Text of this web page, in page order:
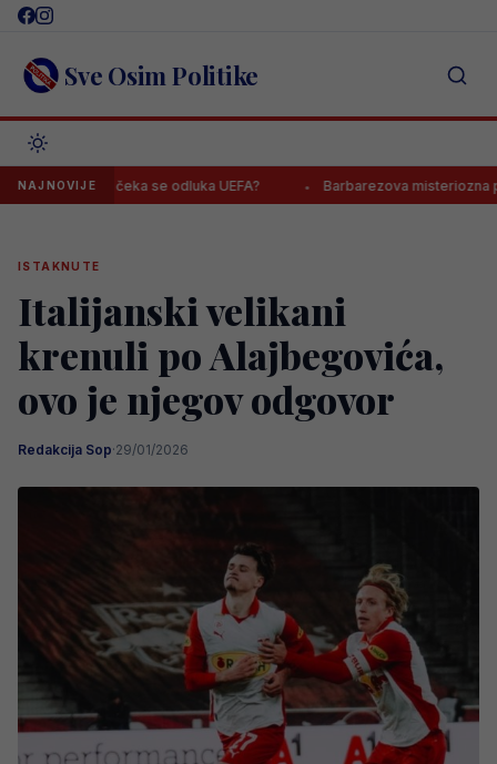
Skip
content Sve Osim Politike
NAJNOVIJE
čeka se odluka UEFA? Barbarezova misteriozna poruka
ISTAKNUTE
Italijanski velikani
krenuli po Alajbegovića,
ovo je njegov odgovor
Redakcija Sop·29/01/2026